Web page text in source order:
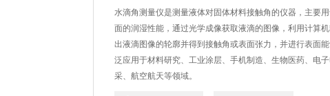
水滴角测量仪是测量液体对固体材料接触角的仪器，主要
面的润湿性能，通过光学成像获取液滴的图像，利用计算
出液滴图像的轮廓并得到接触角或表面张力，并进行表面
泛应用于材料研究、工业涂层、手机制造、生物医药、电
采、航空航天等领域。